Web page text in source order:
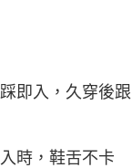
即入，久穿後跟
時，鞋舌不卡